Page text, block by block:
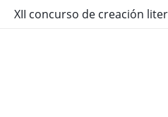
XII concurso de creación